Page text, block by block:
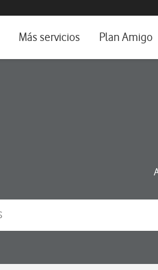
Más servicios Plan Amigo